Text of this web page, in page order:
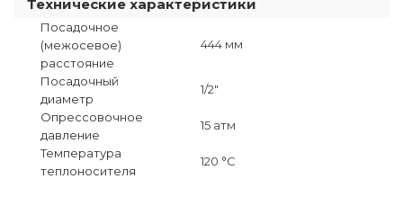
Технические характеристики
Посадочное
(межосевое)
расстояние
444 мм
Посадочный
диаметр
1/2"
Опрессовочное
давление
15 атм
Температура
теплоносителя
120 °C